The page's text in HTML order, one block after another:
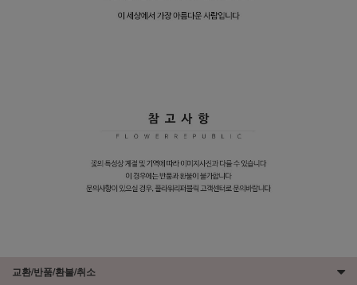
교환/반품/환불/취소